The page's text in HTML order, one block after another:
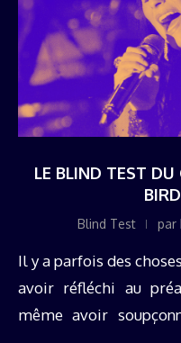
LE BLIND TEST
Blind Test par
Il y a parfois des
avoir réfléchi au
même avoir